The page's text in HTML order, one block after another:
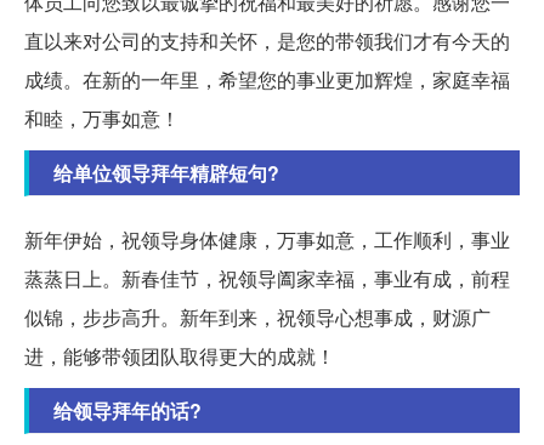
直以来对公司的支持和关怀，是您的带领我们才有今天的
成绩。在新的一年里，希望您的事业更加辉煌，家庭幸福
和睦，万事如意！
给单位领导拜年精辟短句?
新年伊始，祝领导身体健康，万事如意，工作顺利，事业
蒸蒸日上。新春佳节，祝领导阖家幸福，事业有成，前程
似锦，步步高升。新年到来，祝领导心想事成，财源广
进，能够带领团队取得更大的成就！
给领导拜年的话?